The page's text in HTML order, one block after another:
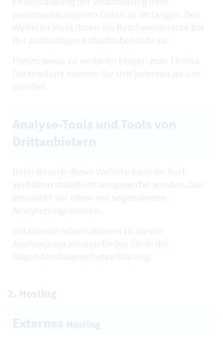
personenbezogenen Daten zu verlangen. Des
Weiteren steht Ihnen ein Beschwerderecht bei
der zuständigen Aufsichtsbehörde zu.
Hierzu sowie zu weiteren Fragen zum Thema
Datenschutz können Sie sich jederzeit an uns
wenden.
Beim Besuch dieser Website kann Ihr Surf-
Verhalten statistisch ausgewertet werden. Das
geschieht vor allem mit sogenannten
Analyseprogrammen.
Detaillierte Informationen zu diesen
Analyseprogrammen finden Sie in der
folgenden Datenschutzerklärung.
2. Hosting